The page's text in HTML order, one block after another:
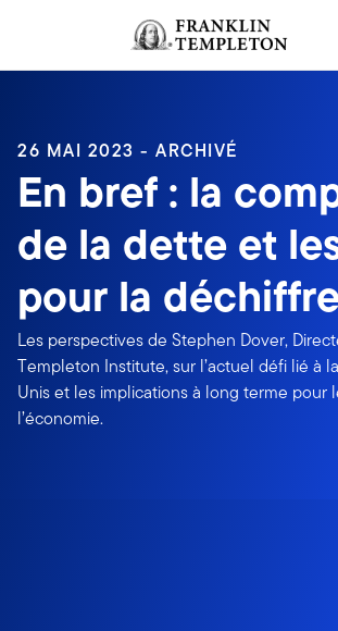
Header menu toggle
Ouverture de session
26 MAI 2023 - ARCHIVÉ
En bref : la
de la dette et
pour la
Les perspectives de Stephen Dover,
Templeton Institute, sur l’actuel défi lié à
Unis et les implications à long terme pour
l’économie.